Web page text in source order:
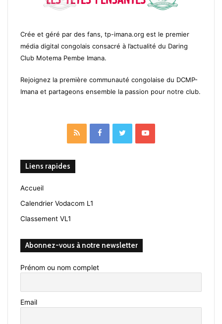
Crée et géré par des fans, tp-imana.org est le premier
média digital congolais consacré à l’actualité du Daring
Club Motema Pembe Imana.
Rejoignez la première communauté congolaise du DCMP-
Imana et partageons ensemble la passion pour notre club.
RSS FacebookTwitterYouTube
Liens rapides
Accueil
Calendrier Vodacom L1
Classement VL1
Abonnez-vous à notre newsletter
Prénom ou nom complet
Email